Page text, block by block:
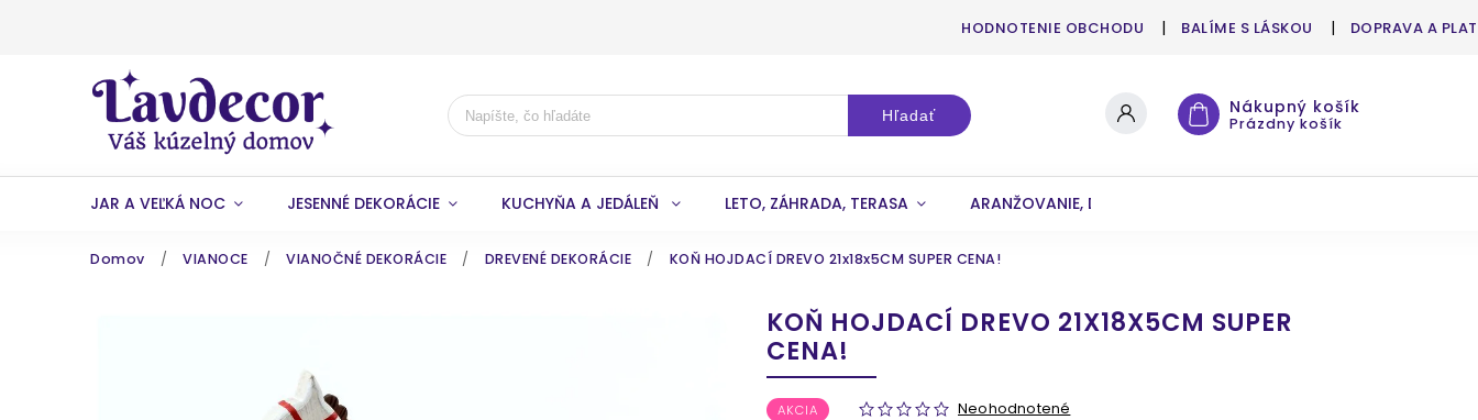
HODNOTENIE OBCHODU BALÍME S LÁSKOU DOPRAVA A
Hľadať Nákupný košík
Prázdny košík
JAR A VEĽKÁ NOC JESENNÉ DEKORÁCIE KUCHYŇA A JEDÁLEŇ LETO, ZÁHRADA, TERASA ARANŽOVANIE, DEKOROVANIE
Domov / VIANOCE / VIANOČNÉ DEKORÁCIE / DREVENÉ DEKORÁCIE / KOŇ HOJDACÍ DREVO 21x18x5CM SUPER CENA!
KOŇ HOJDACÍ DREVO 21X18X5CM SUPER
CENA!
AKCIA Neohodnotené